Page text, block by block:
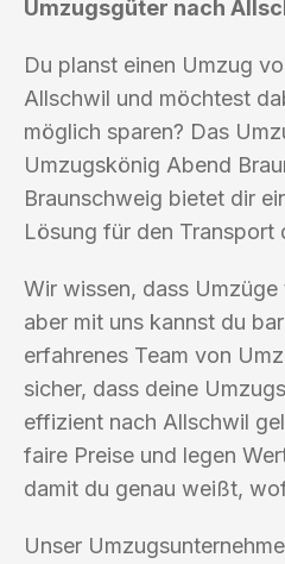
Umzugsgüter nach
Du planst einen Umzug
Allschwil und möchtest
möglich sparen? Das
Umzugskönig Abend
Braunschweig bietet dir
Lösung für den Transport
Wir wissen, dass Umzüge
aber mit uns kannst du
erfahrenes Team von
sicher, dass deine
effizient nach Allschwil
faire Preise und legen
damit du genau weißt,
Unser